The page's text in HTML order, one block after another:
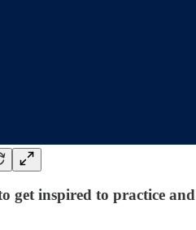
get inspired to practice